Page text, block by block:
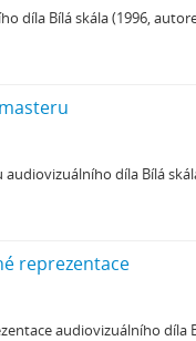
díla Bílá skála (1996,
díla Bílá
reprezentace
audiovizuálního díla